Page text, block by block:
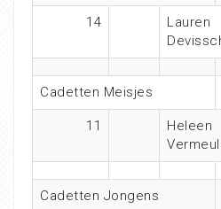
14
Lauren
Cadetten Meisjes
11
Heleen
Cadetten Jongens